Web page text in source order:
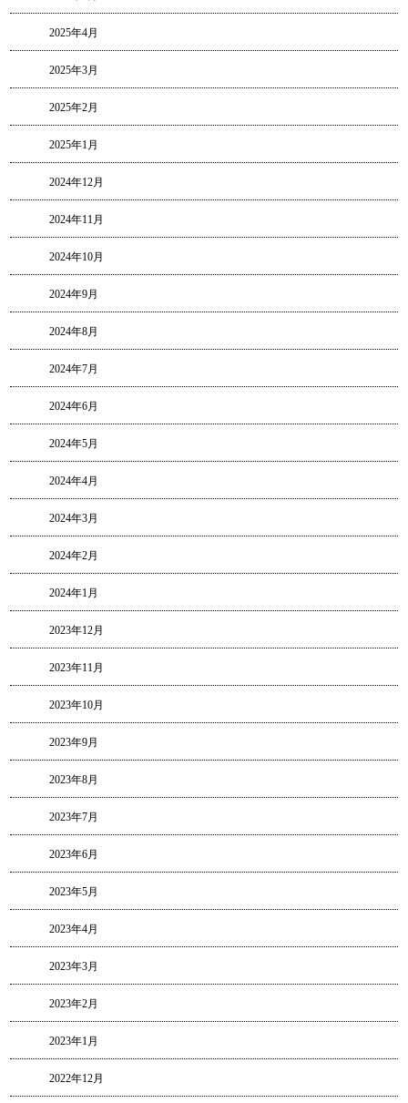
2025年4月
2025年3月
2025年2月
2025年1月
2024年12月
2024年11月
2024年10月
2024年9月
2024年8月
2024年7月
2024年6月
2024年5月
2024年4月
2024年3月
2024年2月
2024年1月
2023年12月
2023年11月
2023年10月
2023年9月
2023年8月
2023年7月
2023年6月
2023年5月
2023年4月
2023年3月
2023年2月
2023年1月
2022年12月